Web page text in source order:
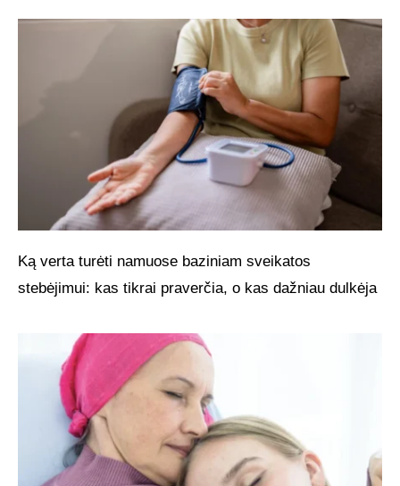
Ką verta turėti namuose baziniam sveikatos
stebėjimui: kas tikrai praverčia, o kas dažniau dulkėja